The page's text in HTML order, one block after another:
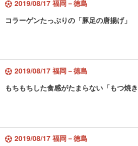
2019/08/17 福岡－徳島
コラーゲンたっぷりの「豚足の唐揚げ」
2019/08/17 福岡－徳島
もちもちした食感がたまらない「もつ焼
2019/08/17 福岡－徳島